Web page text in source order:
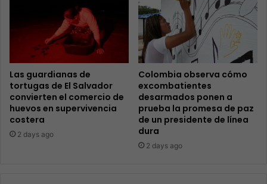
Las guardianas de
tortugas de El Salvador
convierten el comercio de
huevos en supervivencia
costera
2 days ago
Colombia observa cómo
excombatientes
desarmados ponen a
prueba la promesa de paz
de un presidente de línea
dura
2 days ago